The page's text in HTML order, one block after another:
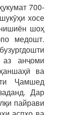
700-
хосе
шоҳ
медошт.
анҷоми
ва
Ҷамшед
Дар
пайрави